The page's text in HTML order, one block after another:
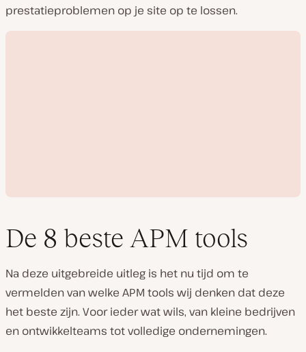
prestatieproblemen op je site op te lossen.
i
e
o
a
De 8 beste APM tools
Na deze uitgebreide uitleg is het nu tijd om te
vermelden van welke APM tools wij denken dat deze
het beste zijn. Voor ieder wat wils, van kleine bedrijven
en ontwikkelteams tot volledige ondernemingen.